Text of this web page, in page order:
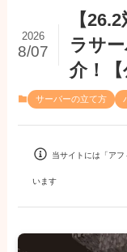
【
ラサ
介！【
2026
8/07
サーバーの立て方
当サイトには「ア
います